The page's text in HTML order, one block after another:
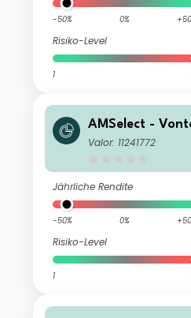
-50% 0%
Risiko-Level
1
AMSelect -
merging Privilege
Valor: 11241772
Jährliche Rendite
-50% 0%
Risiko-Level
1